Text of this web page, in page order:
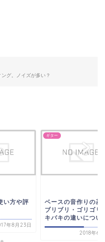
グ。ノイズが多い？
い方や評
年8月23日
ギター
ベースの音作りの基
ブリブリ・ゴリゴリ
キバキの違いについ
2018年6